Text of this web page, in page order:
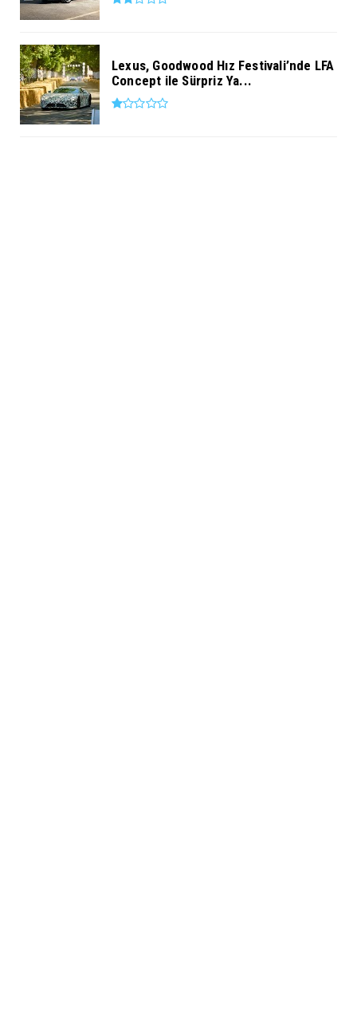
Lexus, Goodwood Hız Festivali’nde LFA
Concept ile Sürpriz Ya...